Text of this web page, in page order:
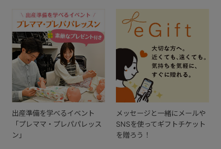
出産準備を学べるイベント
「プレママ・プレパパレッス
ン」
メッセージと一緒にメールや
SNSを使ってギフトチケット
を贈ろう！